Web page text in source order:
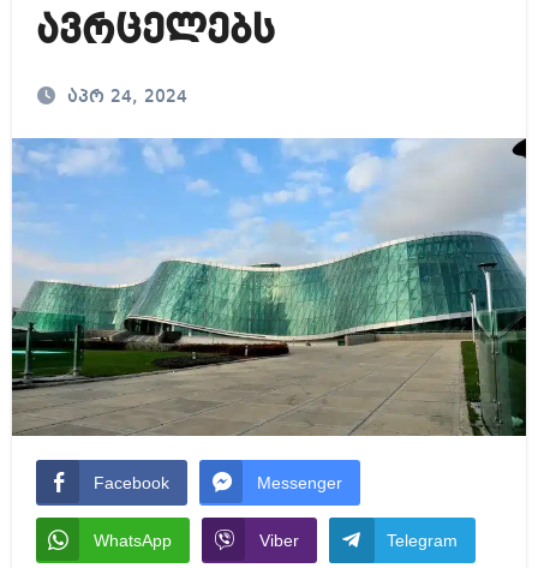
ავრცელებს
აპრ 24, 2024
Facebook Messenger
WhatsApp Viber Telegram